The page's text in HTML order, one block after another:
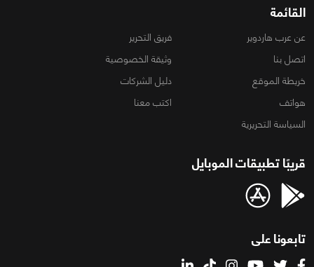
القائمة
عن عرب هاردوير
فريق التحرير
اتصل بنا
وثيقة الخصوصية
خريطة الموقع
دليل الشركات
هواتف
اكتب معنا
السياسة التحريرية
قريبًا تطبيقات الموبايل
تابعونا على